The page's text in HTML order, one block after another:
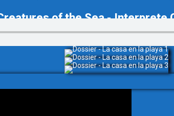
of the Sea - Interprete